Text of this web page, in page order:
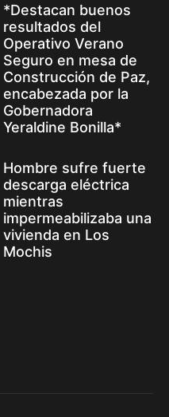
*Destacan buenos
resultados del
Operativo Verano
Seguro en mesa de
Construcción de Paz,
encabezada por la
Gobernadora
Yeraldine Bonilla*
Hombre sufre fuerte
descarga eléctrica
mientras
impermeabilizaba una
vivienda en Los
Mochis